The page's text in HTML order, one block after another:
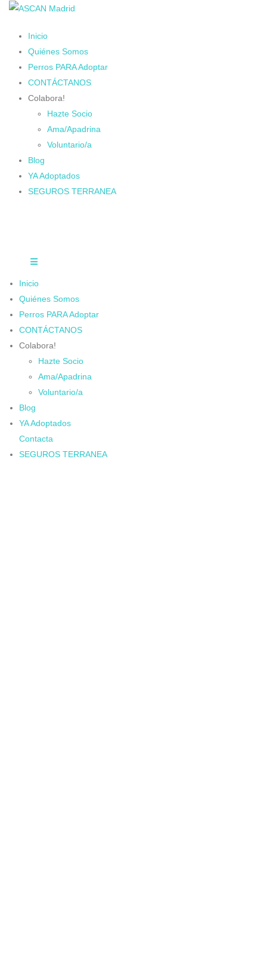
Inicio
Quiénes Somos
Perros PARA Adoptar
CONTÁCTANOS
Colabora!
Hazte Socio
Ama/Apadrina
Voluntario/a
Blog
YA Adoptados
SEGUROS TERRANEA
Inicio
Quiénes Somos
Perros PARA Adoptar
CONTÁCTANOS
Colabora!
Hazte Socio
Ama/Apadrina
Voluntario/a
Blog
YA Adoptados
Contacta
SEGUROS TERRANEA